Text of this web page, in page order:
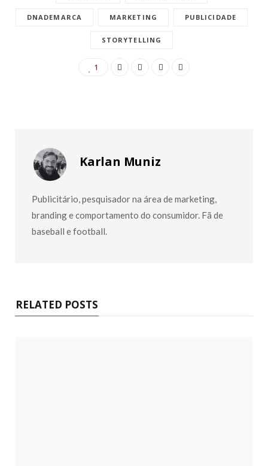
DNADEMARCA MARKETING PUBLICIDADE
STORYTELLING
1
Karlan Muniz
Publicitário, pesquisador na área de marketing,
branding e comportamento do consumidor. Fã de
baseball e football.
RELATED POSTS